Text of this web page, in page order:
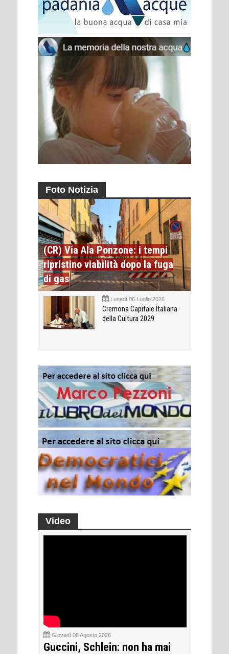
Foto Notizia
(CR) Via Ala Ponzone: i tempi
ripristino viabilità dopo la fuga
di gas
Lunedì 06 Luglio 2026
Cremona Capitale Italiana
della Cultura 2029
Video
Giovedì 06 Agosto 2026
Guccini, Schlein: non ha mai